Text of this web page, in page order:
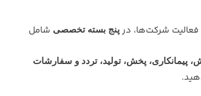
فعالیت شرکت‌ها، درپنج بسته تخصصی شامل
پیمانکاری، پخش، تولید، تردد و سفارشات